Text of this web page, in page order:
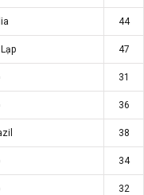
44
47
31
36
38
34
32